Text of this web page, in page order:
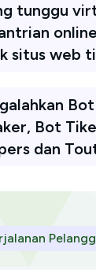
tunggu
online
situs web
Bot
Bot
dan